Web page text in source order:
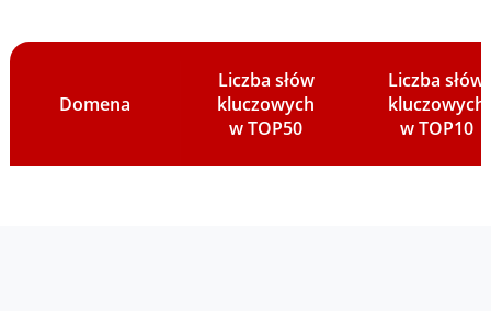
Domena
Liczba słów
kluczowych
w TOP50
Liczba słów
kluczowych
w TOP10